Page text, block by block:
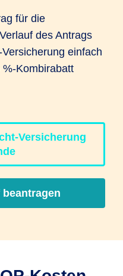
für die
des Antrags
einfach
Kombirabatt
Versicherung